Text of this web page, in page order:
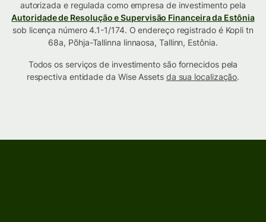
autorizada e regulada como empresa de investimento pela
Autoridade de Resolução e Supervisão Financeira da Estônia
sob licença número 4.1-1/174. O endereço registrado é Kopli tn
68a, Põhja-Tallinna linnaosa, Tallinn, Estônia.
Todos os serviços de investimento são fornecidos pela
respectiva entidade da Wise Assets da sua localização.